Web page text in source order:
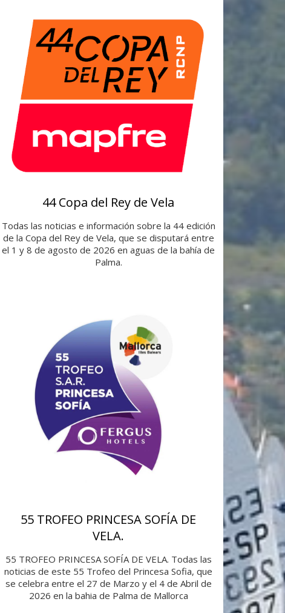
44 Copa del Rey de Vela
Todas las noticias e información sobre la 44 edición
de la Copa del Rey de Vela, que se disputará entre
el 1 y 8 de agosto de 2026 en aguas de la bahía de
Palma.
55 TROFEO PRINCESA SOFÍA DE
VELA.
55 TROFEO PRINCESA SOFÍA DE VELA. Todas las
noticias de este 55 Trofeo del Princesa Sofia, que
se celebra entre el 27 de Marzo y el 4 de Abril de
2026 en la bahia de Palma de Mallorca